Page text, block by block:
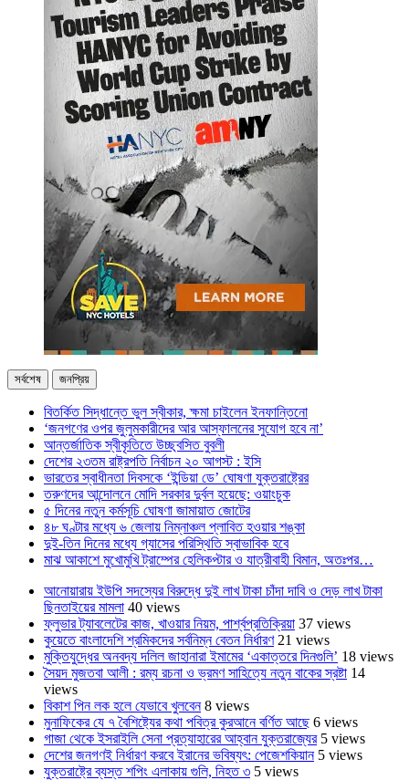
সর্বশেষ জনপ্রিয়
বিতর্কিত সিদ্ধান্তে ভুল স্বীকার, ক্ষমা চাইলেন ইনফান্তিনো
‘জনগণের ওপর জুলুমকারীদের আর আস্ফালনের সুযোগ হবে না’
আন্তর্জাতিক স্বীকৃতিতে উচ্ছ্বসিত বুবলী
দেশের ২৩তম রাষ্ট্রপতি নির্বাচন ২০ আগস্ট : ইসি
ভারতের স্বাধীনতা দিবসকে ‘ইন্ডিয়া ডে’ ঘোষণা যুক্তরাষ্ট্রের
তরুণদের আন্দোলনে মোদি সরকার দুর্বল হয়েছে: ওয়াংচুক
৫ দিনের নতুন কর্মসূচি ঘোষণা জামায়াত জোটের
৪৮ ঘণ্টার মধ্যে ৬ জেলায় নিম্নাঞ্চল প্লাবিত হওয়ার শঙ্কা
দুই-তিন দিনের মধ্যে গ্যাসের পরিস্থিতি স্বাভাবিক হবে
মাঝ আকাশে মুখোমুখি ট্রাম্পের হেলিকপ্টার ও যাত্রীবাহী বিমান, অতঃপর…
আনোয়ারায় ইউপি সদস্যের বিরুদ্ধে দুই লাখ টাকা চাঁদা দাবি ও দেড় লাখ টাকা
ছিনতাইয়ের মামলা 40 views
ফ্লুভার ট্যাবলেটের কাজ, খাওয়ার নিয়ম, পার্শ্বপ্রতিক্রিয়া 37 views
কুয়েতে বাংলাদেশি শ্রমিকদের সর্বনিম্ন বেতন নির্ধারণ 21 views
মুক্তিযুদ্ধের অনবদ্য দলিল জাহানারা ইমামের ‘একাত্তরে দিনগুলি’ 18 views
সৈয়দ মুজতবা আলী : রম্য রচনা ও ভ্রমণ সাহিত্যে নতুন বাকের স্রষ্টা 14
views
বিকাশ পিন লক হলে যেভাবে খুলবেন 8 views
মুনাফিকের যে ৭ বৈশিষ্ট্যের কথা পবিত্র কুরআনে বর্ণিত আছে 6 views
গাজা থেকে ইসরাইলি সেনা প্রত্যাহারের আহ্বান যুক্তরাজ্যের 5 views
দেশের জনগণই নির্ধারণ করবে ইরানের ভবিষ্যৎ: পেজেশকিয়ান 5 views
যুক্তরাষ্ট্রে ব্যস্ত শপিং এলাকায় গুলি, নিহত ৩ 5 views